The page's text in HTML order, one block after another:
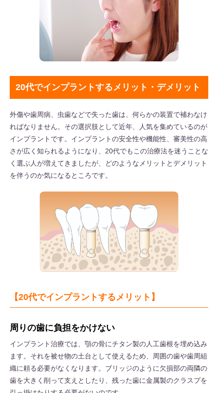
20代でインプラントするメリット・デメリット
外傷や歯周病、虫歯などで失った歯は、何らかの装置で補わなけ
ればなりません。その選択肢として近年、人気を集めているのが
インプラントです。インプラントの安全性や機能性、審美性の高
さが広く知られるようになり、20代でもこの治療法を迷うことな
く選ぶ人が増えてきましたが、どのようなメリットとデメリット
を伴うのか気になるところです。
【20代でインプラントするメリット】
周りの歯に負担をかけない
インプラント治療では、顎の骨にチタン製の人工歯根を埋め込み
ます。それを被せ物の土台として使えるため、周囲の歯や歯周組
織に頼る必要がなくなります。ブリッジのように欠損部の両隣の
歯を大きく削って支えとしたり、残った歯に金属製のクラスプを